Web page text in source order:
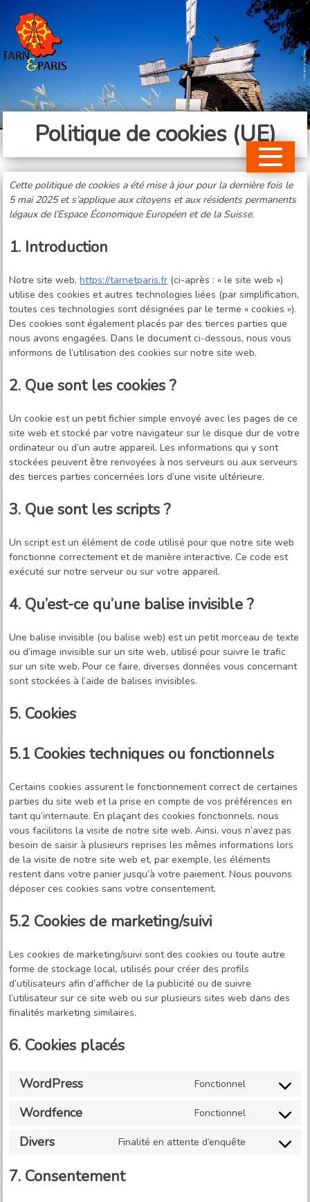
content
Politique de cookies (UE)
Cette politique de cookies a été mise à jour pour la dernière fois le
5 mai 2025 et s’applique aux citoyens et aux résidents permanents
légaux de l’Espace Économique Européen et de la Suisse.
1. Introduction
Notre site web,https://tarnetparis.fr (ci-après : « le site web »)
utilise des cookies et autres technologies liées (par simplification,
toutes ces technologies sont désignées par le terme « cookies »).
Des cookies sont également placés par des tierces parties que
nous avons engagées. Dans le document ci-dessous, nous vous
informons de l’utilisation des cookies sur notre site web.
2. Que sont les cookies ?
Un cookie est un petit fichier simple envoyé avec les pages de ce
site web et stocké par votre navigateur sur le disque dur de votre
ordinateur ou d’un autre appareil. Les informations qui y sont
stockées peuvent être renvoyées à nos serveurs ou aux serveurs
des tierces parties concernées lors d’une visite ultérieure.
3. Que sont les scripts ?
Un script est un élément de code utilisé pour que notre site web
fonctionne correctement et de manière interactive. Ce code est
exécuté sur notre serveur ou sur votre appareil.
4. Qu’est-ce qu’une balise invisible ?
Une balise invisible (ou balise web) est un petit morceau de texte
ou d’image invisible sur un site web, utilisé pour suivre le trafic
sur un site web. Pour ce faire, diverses données vous concernant
sont stockées à l’aide de balises invisibles.
5. Cookies
5.1 Cookies techniques ou fonctionnels
Certains cookies assurent le fonctionnement correct de certaines
parties du site web et la prise en compte de vos préférences en
tant qu’internaute. En plaçant des cookies fonctionnels, nous
vous facilitons la visite de notre site web. Ainsi, vous n’avez pas
besoin de saisir à plusieurs reprises les mêmes informations lors
de la visite de notre site web et, par exemple, les éléments
restent dans votre panier jusqu’à votre paiement. Nous pouvons
déposer ces cookies sans votre consentement.
5.2 Cookies de marketing/suivi
Les cookies de marketing/suivi sont des cookies ou toute autre
forme de stockage local, utilisés pour créer des profils
d’utilisateurs afin d’afficher de la publicité ou de suivre
l’utilisateur sur ce site web ou sur plusieurs sites web dans des
finalités marketing similaires.
6. Cookies placés
WordPress Fonctionnel
Consent
service
Wordfence Fonctionnel
Consent
service
Divers Finalité en attente d’enquête
Consent
7. Consentement